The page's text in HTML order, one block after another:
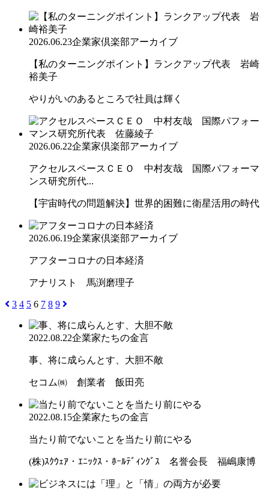
2026.06.23企業家倶楽部アーカイブ
【私のターニングポイント】ランクアップ代表 岩崎
裕美子
やりがいのあるところで社員は輝く
2026.06.22企業家倶楽部アーカイブ
アクセルスペースＣＥＯ 中村友哉 国際パフォーマ
ンス研究所代...
【宇宙時代の問題解決】世界的困難に衛星活用の時代
2026.06.19企業家倶楽部アーカイブ
アフターコロナの日本経済
アナリスト 馬渕磨理子
3 4 5 6 7 8 9
2022.08.22企業家たちの金言
事、将に成らんとす、大胆不敵
セコム㈱ 創業者 飯田亮
2022.08.15企業家たちの金言
当たり前でないことを当たり前にやる
(株)ｽｸｳｪｱ・ｴﾆｯｸｽ・ﾎｰﾙﾃﾞｨﾝｸﾞｽ 名誉会長 福嶋康博